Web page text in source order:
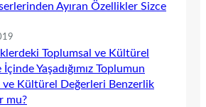
Ayıran Özellikler Sizce
Toplumsal ve Kültürel
Yaşadığımız Toplumun
ve Kültürel Değerleri Benzerlik
mu?